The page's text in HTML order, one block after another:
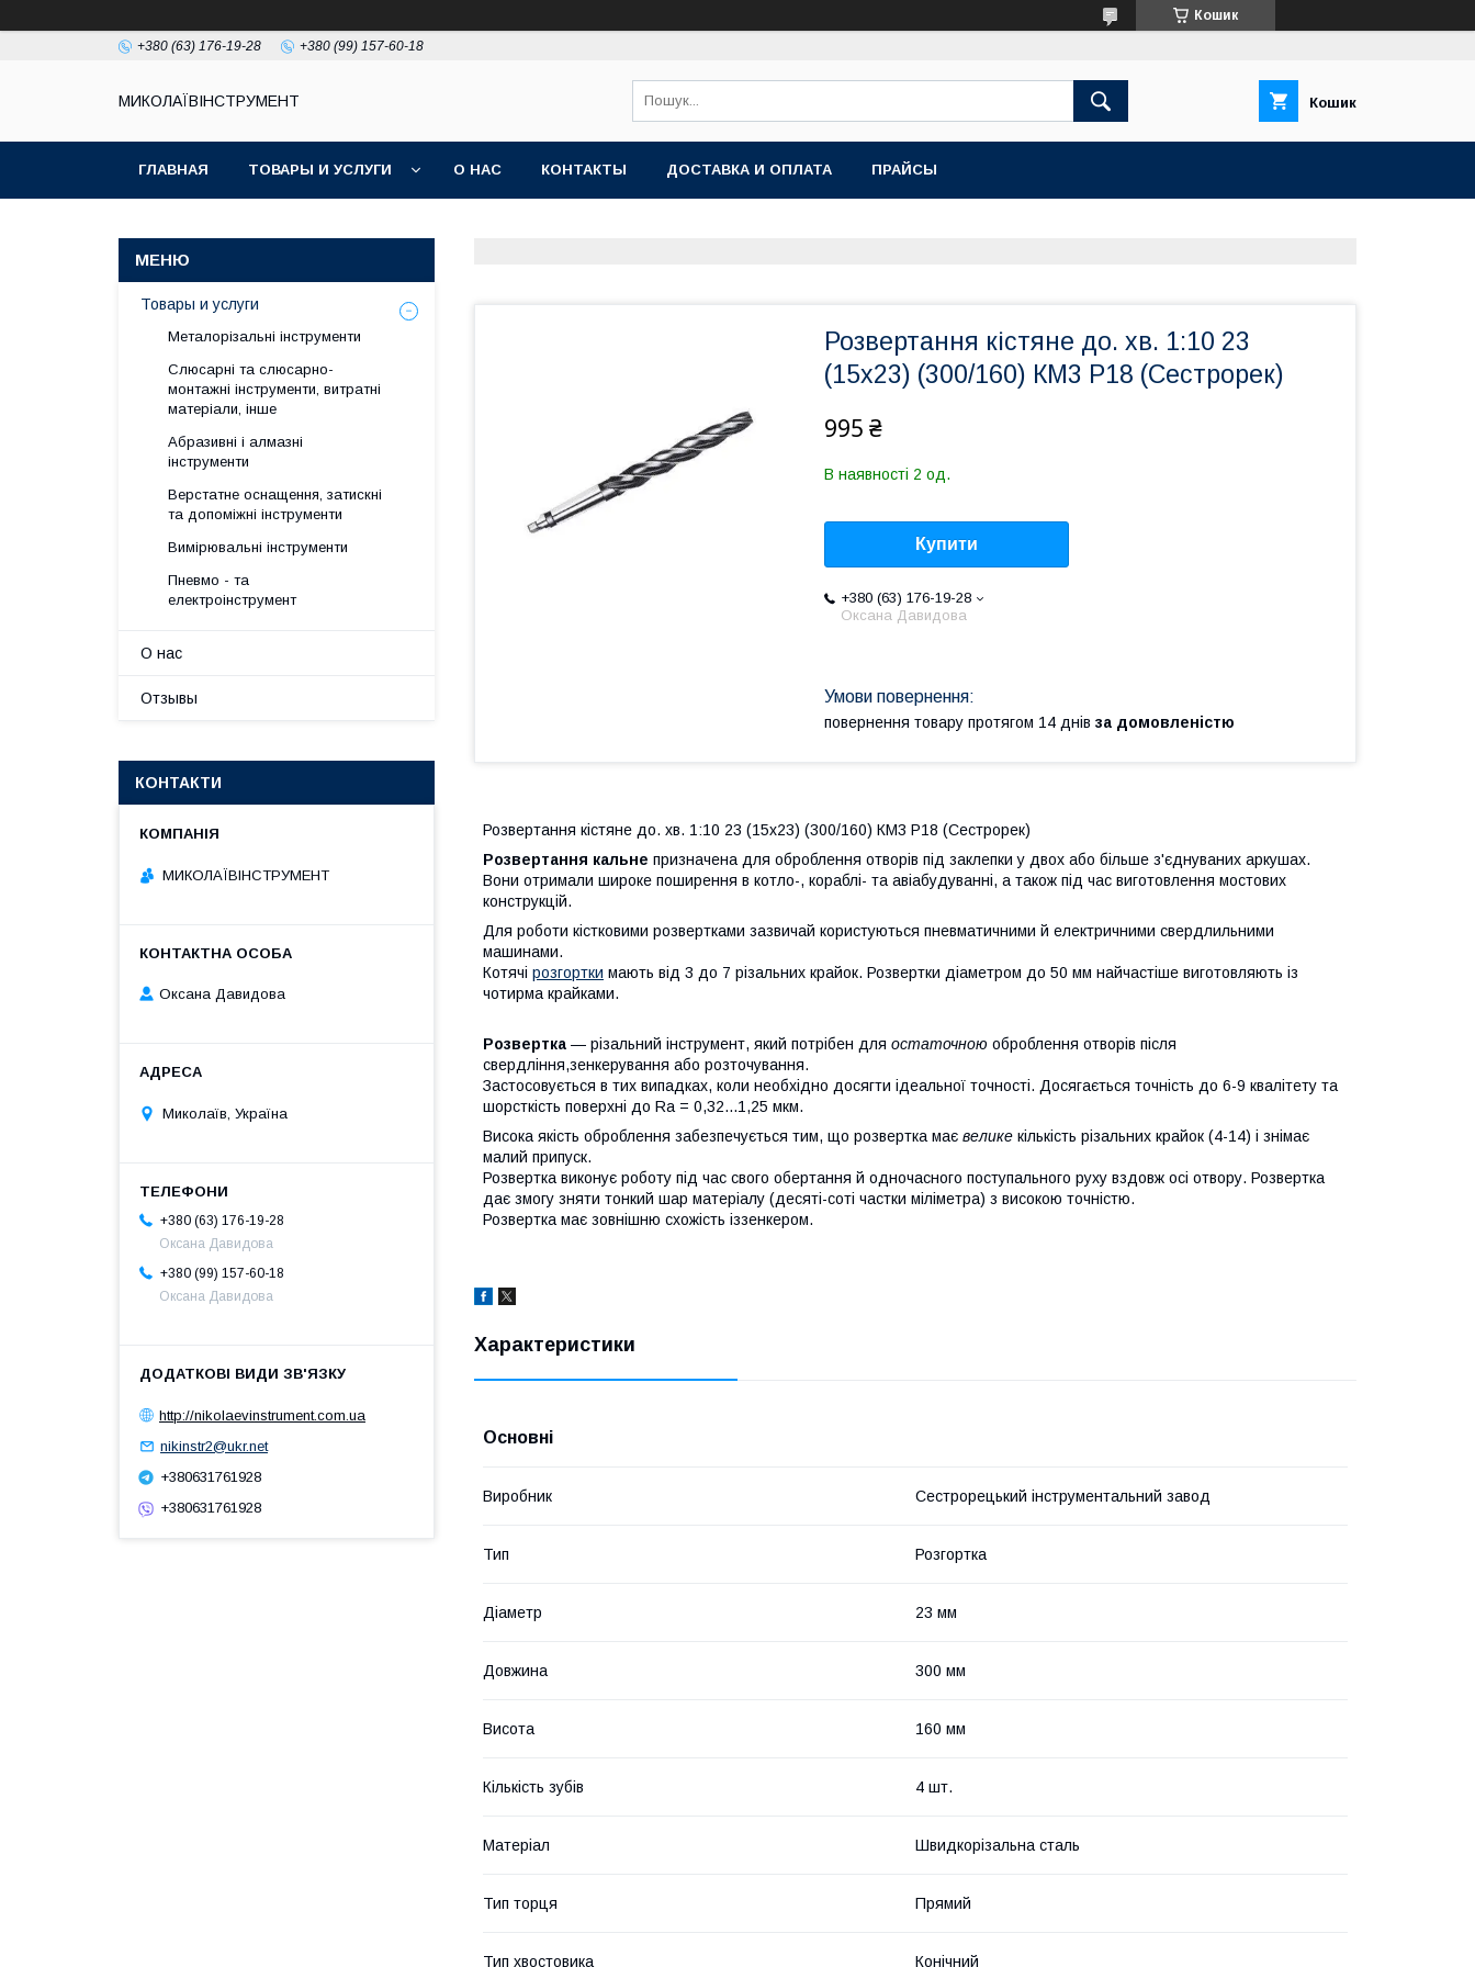
Кошик
+380 (63) 176-19-28 +380 (99) 157-60-18
МИКОЛАЇВІНСТРУМЕНТ Кошик
ГЛАВНАЯ ТОВАРЫ И УСЛУГИ О НАС КОНТАКТЫ ДОСТАВКА И ОПЛАТА ПРАЙСЫ
Розвертання кістяне до. хв. 1:10 23
(15х23) (300/160) КМ3 Р18 (Сестрорек)
995 ₴
В наявності 2 од.
Купити
+380 (63) 176-19-28
Оксана Давидова
повернення товару протягом 14 днів за домовленістю
Розвертання кістяне до. хв. 1:10 23 (15х23) (300/160) КМ3 Р18 (Сестрорек)
Розвертання кальне призначена для оброблення отворів під заклепки у двох або більше з'єднуваних аркушах.
Вони отримали широке поширення в котло-, кораблі- та авіабудуванні, а також під час виготовлення мостових
конструкцій.
Для роботи кістковими розвертками зазвичай користуються пневматичними й електричними свердлильними
машинами.
Котячі розгортки мають від 3 до 7 різальних крайок. Розвертки діаметром до 50 мм найчастіше виготовляють із
чотирма крайками.
Розвертка — різальний інструмент, який потрібен для остаточною оброблення отворів після
свердління,зенкерування або розточування.
Застосовується в тих випадках, коли необхідно досягти ідеальної точності. Досягається точність до 6-9 квалітету та
шорсткість поверхні до Ra = 0,32...1,25 мкм.
Висока якість оброблення забезпечується тим, що розвертка має велике кількість різальних крайок (4-14) і знімає
малий припуск.
Розвертка виконує роботу під час свого обертання й одночасного поступального руху вздовж осі отвору. Розвертка
дає змогу зняти тонкий шар матеріалу (десяті-соті частки міліметра) з високою точністю.
Розвертка має зовнішню схожість іззенкером.
Характеристики
Основні
Виробник Сестрорецький інструментальний завод
Тип Розгортка
Діаметр 23 мм
Довжина 300 мм
Висота 160 мм
Кількість зубів 4 шт.
Матеріал Швидкорізальна сталь
Тип торця Прямий
Тип хвостовика Конічний
Товары и услуги
Металорізальні інструменти
Слюсарні та слюсарно-
монтажні інструменти, витратні
матеріали, інше
Абразивні і алмазні
інструменти
Верстатне оснащення, затискні
та допоміжні інструменти
Вимірювальні інструменти
Пневмо - та
електроінструмент
О нас
Отзывы
КОНТАКТИ
МИКОЛАЇВІНСТРУМЕНТ
Оксана Давидова
Миколаїв, Україна
+380 (63) 176-19-28
Оксана Давидова
+380 (99) 157-60-18
Оксана Давидова
http://nikolaevinstrument.com.ua
nikinstr2@ukr.net
+380631761928
+380631761928